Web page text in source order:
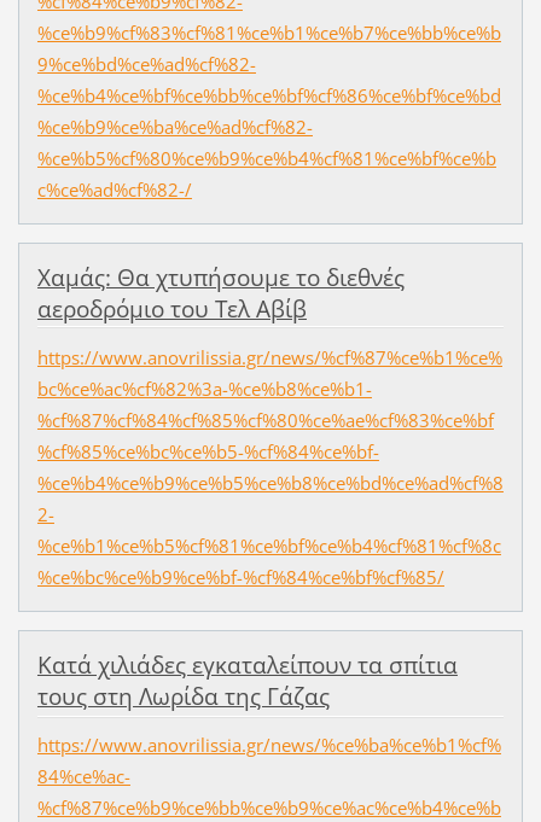
%ce%b9%cf%83%cf%81%ce%b1%ce%b7%ce%bb%ce%b
9%ce%bd%ce%ad%cf%82-
%ce%b4%ce%bf%ce%bb%ce%bf%cf%86%ce%bf%ce%bd
%ce%b9%ce%ba%ce%ad%cf%82-
%ce%b5%cf%80%ce%b9%ce%b4%cf%81%ce%bf%ce%b
c%ce%ad%cf%82-/
Χαμάς: Θα χτυπήσουμε το διεθνές
αεροδρόμιο του Τελ Αβίβ
https://www.anovrilissia.gr/news/%cf%87%ce%b1%ce%
bc%ce%ac%cf%82%3a-%ce%b8%ce%b1-
%cf%87%cf%84%cf%85%cf%80%ce%ae%cf%83%ce%bf
%cf%85%ce%bc%ce%b5-%cf%84%ce%bf-
%ce%b4%ce%b9%ce%b5%ce%b8%ce%bd%ce%ad%cf%8
2-
%ce%b1%ce%b5%cf%81%ce%bf%ce%b4%cf%81%cf%8c
%ce%bc%ce%b9%ce%bf-%cf%84%ce%bf%cf%85/
Κατά χιλιάδες εγκαταλείπουν τα σπίτια
τους στη Λωρίδα της Γάζας
https://www.anovrilissia.gr/news/%ce%ba%ce%b1%cf%
84%ce%ac-
%cf%87%ce%b9%ce%bb%ce%b9%ce%ac%ce%b4%ce%b